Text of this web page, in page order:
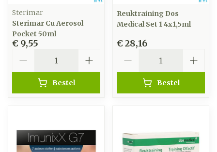
Sterimar
Sterimar Cu Aerosol
Pocket 50ml
€ 9,55
Bestel
Reuktraining Dos
Medical Set 1 4x1,5ml
€ 28,16
Bestel